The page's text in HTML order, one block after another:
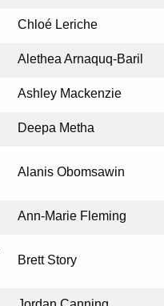
Chloé Leriche
Alethea Arnaquq-Baril
Ashley Mackenzie
Deepa Metha
Alanis Obomsawin
Ann-Marie Fleming
Brett Story